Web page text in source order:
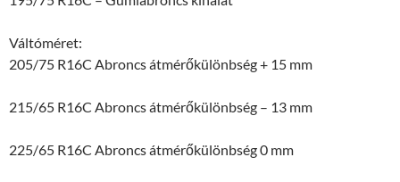
Váltóméret:
205/75 R16C Abroncs átmérőkülönbség + 15 mm
215/65 R16C Abroncs átmérőkülönbség – 13 mm
225/65 R16C Abroncs átmérőkülönbség 0 mm